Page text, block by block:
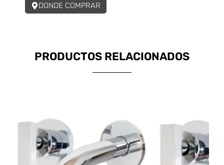
DONDE COMPRAR
PRODUCTOS RELACIONADOS